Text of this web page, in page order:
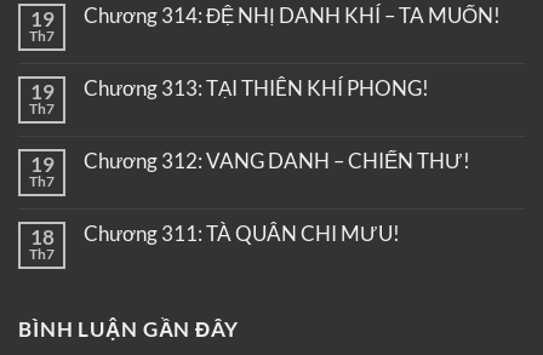
19
Th7
Chương 314: ĐỆ NHỊ DANH KHÍ – TA MUỐN!
19
Th7
Chương 313: TẠI THIÊN KHÍ PHONG!
19
Th7
Chương 312: VANG DANH – CHIẾN THƯ!
18
Th7
Chương 311: TÀ QUÂN CHI MƯU!
BÌNH LUẬN GẦN ĐÂY